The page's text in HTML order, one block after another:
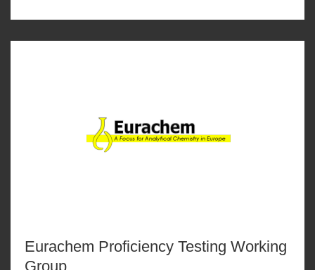
Eurachem Proficiency Testing Working
Group